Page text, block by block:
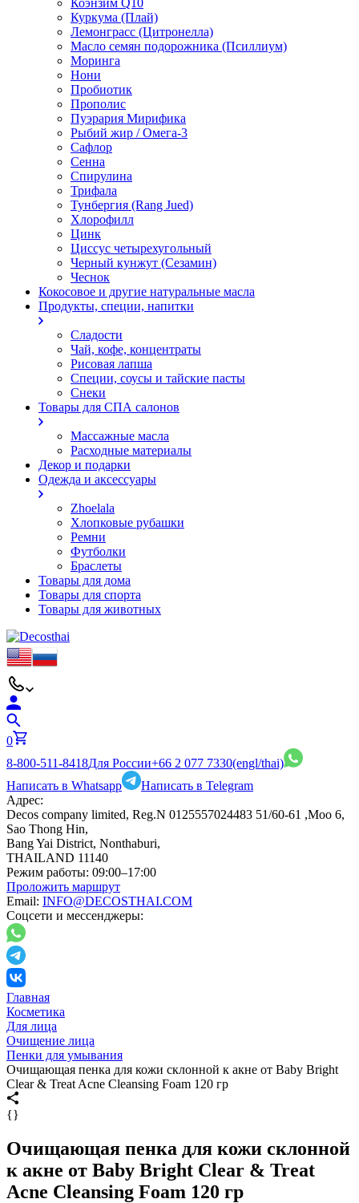
Коэнзим Q10
Куркума (Плай)
Лемонграсс (Цитронелла)
Масло семян подорожника (Псиллиум)
Моринга
Нони
Пробиотик
Прополис
Пуэрария Мирифика
Рыбий жир / Омега-3
Сафлор
Сенна
Спирулина
Трифала
Тунбергия (Rang Jued)
Хлорофилл
Цинк
Циссус четырехугольный
Черный кунжут (Сезамин)
Чеснок
Кокосовое и другие натуральные масла
Продукты, специи, напитки
Сладости
Чай, кофе, концентраты
Рисовая лапша
Специи, соусы и тайские пасты
Снеки
Товары для СПА салонов
Массажные масла
Расходные материалы
Декор и подарки
Одежда и аксессуары
Zhoelala
Хлопковые рубашки
Ремни
Футболки
Браслеты
Товары для дома
Товары для спорта
Товары для животных
0
8-800-511-8418Для России+66 2 077 7330(engl/thai)
Написать в Whatsapp
Написать в Telegram
Адрес:
Decos company limited, Reg.N 0125557024483 51/60-61 ,Moo 6,
Sao Thong Hin,
Bang Yai District, Nonthaburi,
THAILAND 11140
Режим работы: 09:00–17:00
Проложить маршрут
Email: INFO@DECOSTHAI.COM
Соцсети и мессенджеры:
Главная
Косметика
Для лица
Очищение лица
Пенки для умывания
Очищающая пенка для кожи склонной к акне от Baby Bright
Clear & Treat Acne Cleansing Foam 120 гр
{}
Очищающая пенка для кожи склонной
к акне от Baby Bright Clear & Treat
Acne Cleansing Foam 120 гр